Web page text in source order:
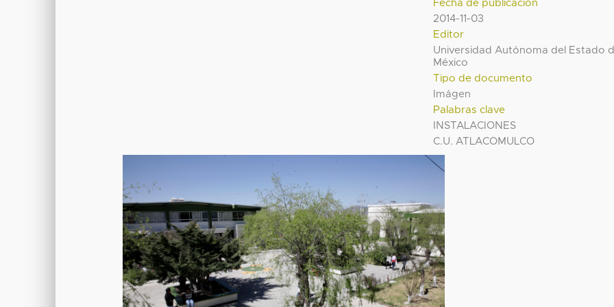
Fecha de publicación
2014-11-03
Editor
Universidad Autónoma del Estado
México
Tipo de documento
Imágen
Palabras clave
INSTALACIONES
C.U. ATLACOMULCO